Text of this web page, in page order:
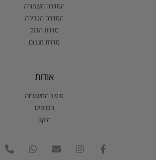
הסדרה השמורה
הסדרה הנדירה
סדרת הדגל
סדרת מגנום
אודות
סיפור המשפחה
הכרמים
היקב